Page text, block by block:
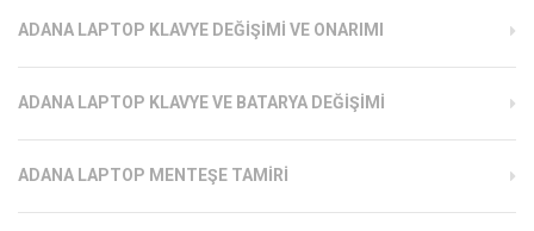
ADANA LAPTOP KLAVYE DEĞIŞIMI VE ONARIMI
ADANA LAPTOP KLAVYE VE BATARYA DEĞIŞIMI
ADANA LAPTOP MENTEŞE TAMIRI